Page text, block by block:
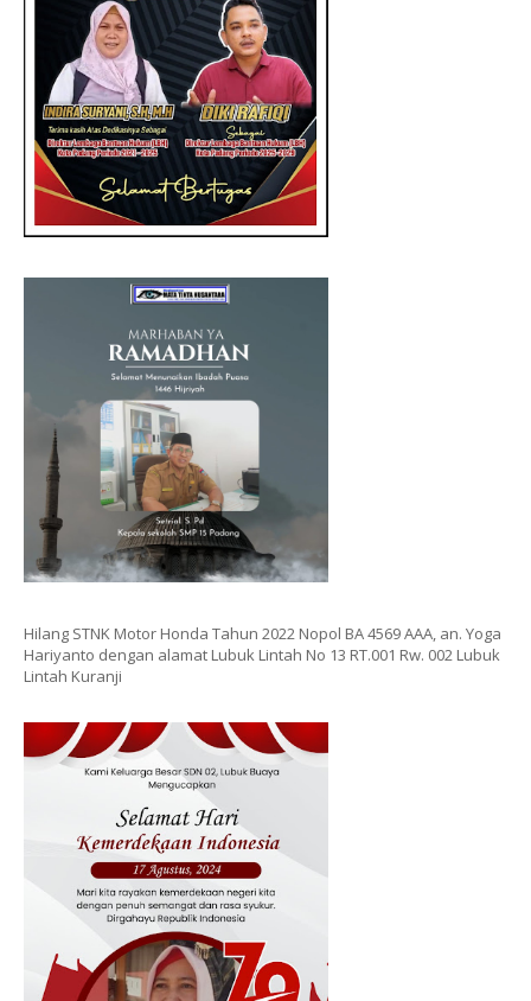
Hilang STNK Motor Honda Tahun 2022 Nopol BA 4569 AAA, an. Yoga
Hariyanto dengan alamat Lubuk Lintah No 13 RT.001 Rw. 002 Lubuk
Lintah Kuranji